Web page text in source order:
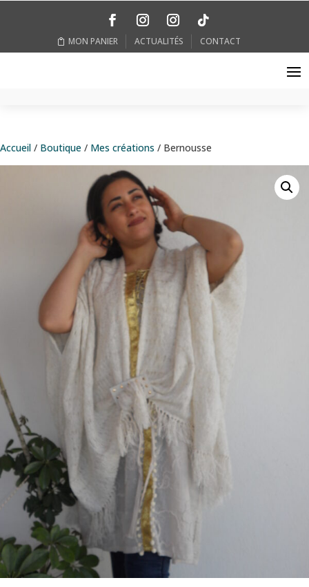
MON PANIER ACTUALITÉS CONTACT
Accueil / Boutique / Mes créations / Bernousse